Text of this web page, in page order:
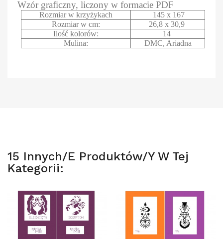
Wzór graficzny, liczony w formacie PDF
Rozmiar w krzyżykach
145 x 167
Rozmiar w cm:
26,8 x 30,9
Ilość kolorów:
14
Mulina:
DMC, Ariadna
15 Innych/e Produktów/y W Tej
Kategorii: